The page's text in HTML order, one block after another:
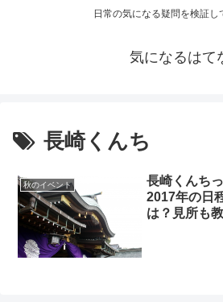
日常の気になる疑問を検証し
気になるはて
長崎くんち
秋のイベント
長崎くんち
2017年の日
は？見所も教